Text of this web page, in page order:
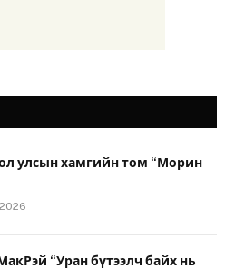
улсын хамгийн том “Морин
“Уран бүтээлч байх нь